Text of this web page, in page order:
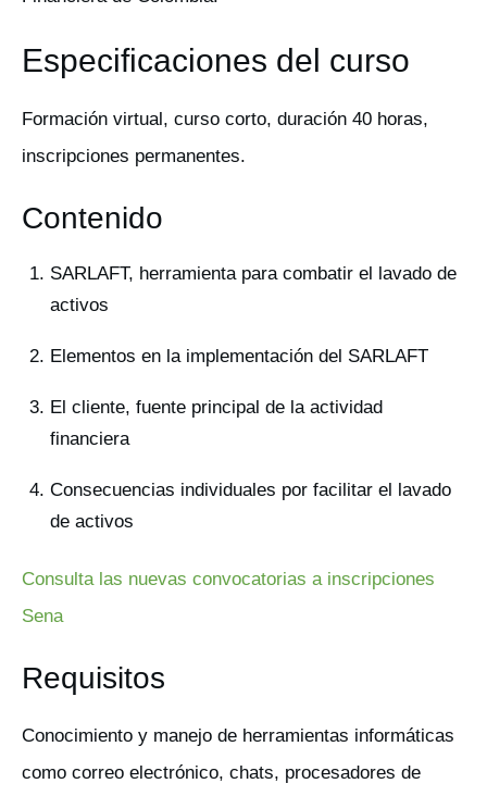
Especificaciones del curso
Formación virtual, curso corto, duración 40 horas,
inscripciones permanentes.
Contenido
SARLAFT, herramienta para combatir el lavado de
activos
Elementos en la implementación del SARLAFT
El cliente, fuente principal de la actividad
financiera
Consecuencias individuales por facilitar el lavado
de activos
Consulta las nuevas convocatorias a inscripciones
Sena
Requisitos
Conocimiento y manejo de herramientas informáticas
como correo electrónico, chats, procesadores de